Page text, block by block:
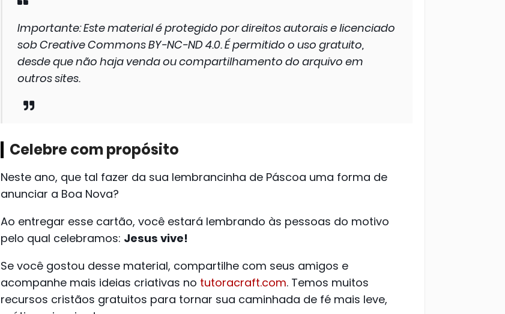
Importante:Este material é protegido por direitos autorais e licenciado
sob Creative Commons BY-NC-ND 4.0. É permitido o uso gratuito,
desde que não haja venda ou compartilhamento do arquivo em
outros sites.
Celebre com propósito
Neste ano, que tal fazer da sua lembrancinha de Páscoa uma forma de
anunciar a Boa Nova?
Ao entregar esse cartão, você estará lembrando às pessoas do motivo
pelo qual celebramos: Jesus vive!
Se você gostou desse material, compartilhe com seus amigos e
acompanhe mais ideias criativas no tutoracraft.com. Temos muitos
recursos cristãos gratuitos para tornar sua caminhada de fé mais leve,